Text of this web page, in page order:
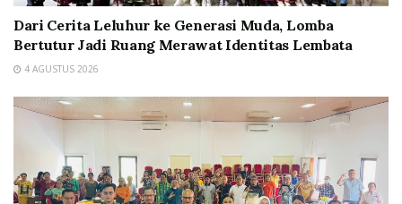
Dari Cerita Leluhur ke Generasi Muda, Lomba
Bertutur Jadi Ruang Merawat Identitas Lembata
4 AGUSTUS 2026